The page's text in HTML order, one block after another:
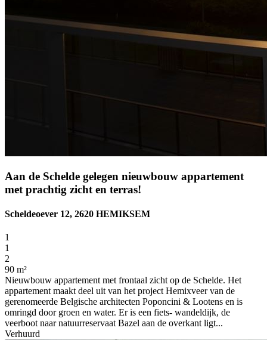
Aan de Schelde gelegen nieuwbouw appartement
met prachtig zicht en terras!
Scheldeoever 12, 2620 HEMIKSEM
1
1
2
90 m²
Nieuwbouw appartement met frontaal zicht op de Schelde. Het
appartement maakt deel uit van het project Hemixveer van de
gerenomeerde Belgische architecten Poponcini & Lootens en is
omringd door groen en water. Er is een fiets- wandeldijk, de
veerboot naar natuurreservaat Bazel aan de overkant ligt...
Verhuurd